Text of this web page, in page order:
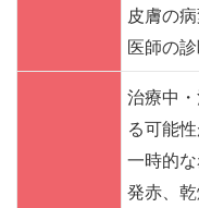
皮膚の
医師の
治療中
る可能性
一時的
発赤、